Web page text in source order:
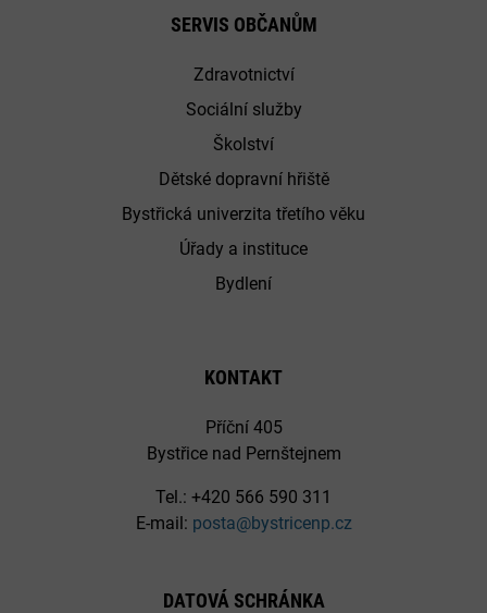
SERVIS OBČANŮM
Zdravotnictví
Sociální služby
Školství
Dětské dopravní hřiště
Bystřická univerzita třetího věku
Úřady a instituce
Bydlení
KONTAKT
Příční 405
Bystřice nad Pernštejnem
Tel.: +420 566 590 311
E-mail: posta@bystricenp.cz
DATOVÁ SCHRÁNKA